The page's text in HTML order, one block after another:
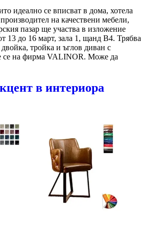
идеално се вписват в дома, хотела
на качествени мебели,
пазар ще участва в изложение
до 16 март, зала 1, щанд В4. Трябва
тройка и ъглов диван с
се на фирма VALINOR. Може да
в интериора